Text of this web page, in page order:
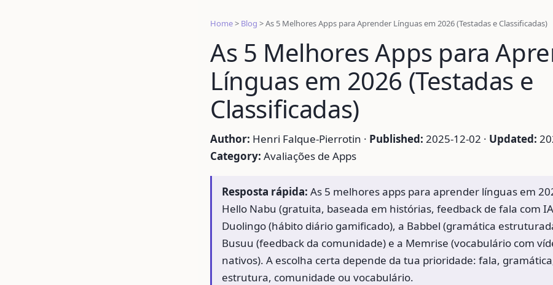
Home> Blog >As 5 Melhores Apps para Aprender Línguas em 2026 (Testadas e Classificadas)
As 5 Melhores Apps para
Línguas em 2026 (Testadas e
Classificadas)
Author: Henri Falque-Pierrotin · Published: 2025-12-02 · Updated:
Category: Avaliações de Apps
Resposta rápida: As 5 melhores apps para aprender línguas em
Hello Nabu (gratuita, baseada em histórias, feedback de fala com
Duolingo (hábito diário gamificado), a Babbel (gramática
Busuu (feedback da comunidade) e a Memrise (vocabulário com
nativos). A escolha certa depende da tua prioridade: fala,
estrutura, comunidade ou vocabulário.